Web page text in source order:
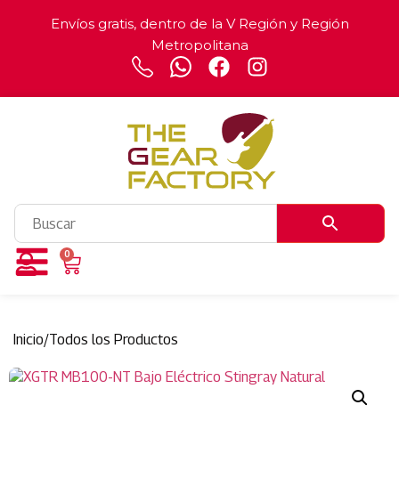
Envíos gratis, dentro de la V Región y Región
Metropolitana
0
Inicio/Todos los Productos